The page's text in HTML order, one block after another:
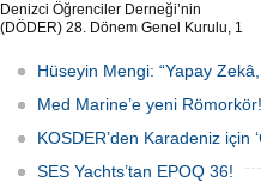
Denizci Öğrenciler Derneği’nin
(DÖDER) 28. Dönem Genel Kurulu, 1
Sanayicileri Birliği (GİSBİR) ev
sahipliğinde gerçekleştirildi.
Hüseyin Mengi: “Yapay
Med Marine’e yeni Römorkör!
KOSDER’den Karadeniz için
SES Yachts’tan EPOQ 36!